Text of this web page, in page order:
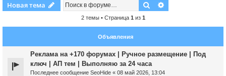
Новая тема Поиск
2 темы • Страница 1 из 1
Объявления
Реклама на +170 форумах | Ручное размещение | Под
ключ | АП тем | Выполняю за 24 часа
Последнее сообщение SeoHide « 08 май 2026, 13:04